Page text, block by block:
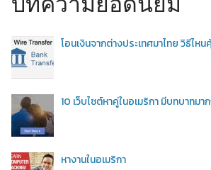
โอนเงินจากต่างประเทศมาไทย วิธีไห
10 เว็บไซต์หาคู่ในอเมริกา มีบทบาทม
หางานในอเมริกา